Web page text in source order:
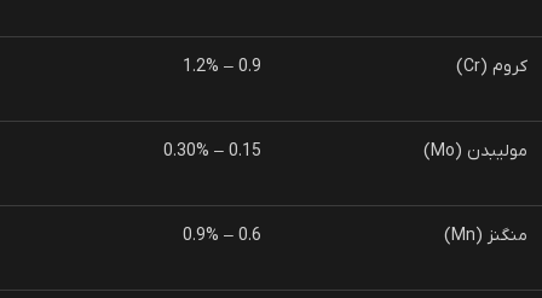
کروم (Cr) 0.9 – 1.2%
مولیبدن (Mo) 0.15 – 0.30%
منگنز (Mn) 0.6 – 0.9%